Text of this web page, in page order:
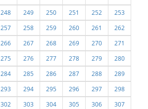
248 249 250 251 252
253
257 258 259 260 261
262
266 267 268 269 270
271
275 276 277 278 279
280
284 285 286 287 288
289
293 294 295 296 297
298
302 303 304 305 306
307